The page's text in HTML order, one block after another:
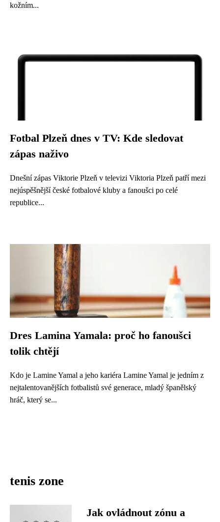
kožním...
Fotbal Plzeň dnes v TV: Kde sledovat
zápas naživo
Dnešní zápas Viktorie Plzeň v televizi Viktoria Plzeň patří mezi
nejúspěšnější české fotbalové kluby a fanoušci po celé
republice...
Dres Lamina Yamala: proč ho fanoušci
tolik chtějí
Kdo je Lamine Yamal a jeho kariéra Lamine Yamal je jedním z
nejtalentovanějších fotbalistů své generace, mladý španělský
hráč, který se...
tenis zone
Jak ovládnout zónu a